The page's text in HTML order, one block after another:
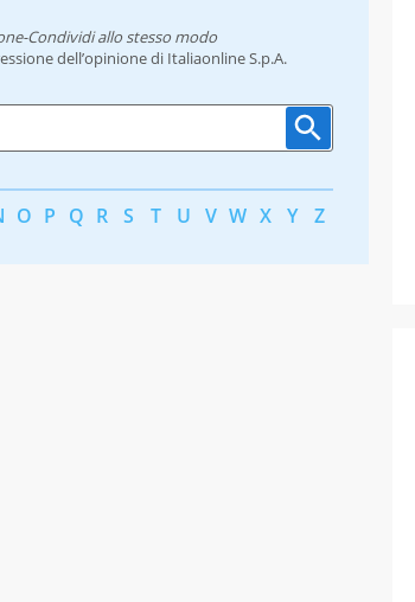
Condividi allo stesso modo
dell’opinione di Italiaonline S.p.A.
O P Q R S T U V W X Y Z